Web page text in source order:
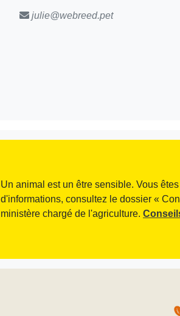
julie@webreed.pet
Un animal est un être sensible. Vous
d'informations, consultez le dossier «
ministère chargé de l'agriculture.